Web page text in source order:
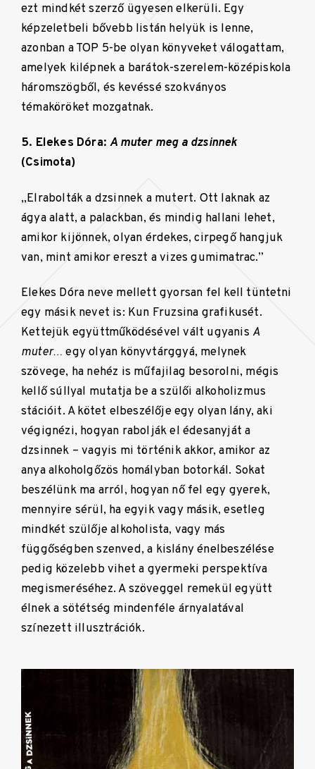
ezt mindkét szerző ügyesen elkerüli. Egy
képzeletbeli bővebb listán helyük is lenne,
azonban a TOP 5-be olyan könyveket válogattam,
amelyek kilépnek a barátok-szerelem-középiskola
háromszögből, és kevéssé szokványos
témaköröket mozgatnak.
5. Elekes Dóra:A muter meg a dzsinnek
(Csimota)
„Elrabolták a dzsinnek a mutert. Ott laknak az
ágya alatt, a palackban, és mindig hallani lehet,
amikor kijönnek, olyan érdekes, cirpegő hangjuk
van, mint amikor ereszt a vizes gumimatrac.”
Elekes Dóra neve mellett gyorsan fel kell tüntetni
egy másik nevet is: Kun Fruzsina grafikusét.
Kettejük együttműködésével vált ugyanis A
muter… egy olyan könyvtárggyá, melynek
szövege, ha nehéz is műfajilag besorolni, mégis
kellő súllyal mutatja be a szülői alkoholizmus
stációit. A kötet elbeszélője egy olyan lány, aki
végignézi, hogyan rabolják el édesanyját a
dzsinnek – vagyis mi történik akkor, amikor az
anya alkoholgőzös homályban botorkál. Sokat
beszélünk ma arról, hogyan nő fel egy gyerek,
mennyire sérül, ha egyik vagy másik, esetleg
mindkét szülője alkoholista, vagy más
függőségben szenved, a kislány énelbeszélése
pedig közelebb vihet a gyermeki perspektíva
megismeréséhez. A szöveggel remekül együtt
élnek a sötétség mindenféle árnyalatával
színezett illusztrációk.